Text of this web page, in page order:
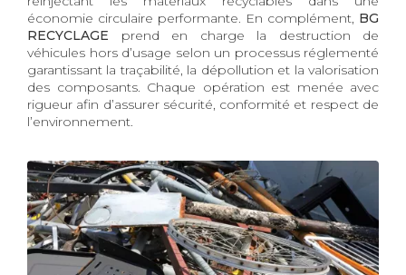
économie circulaire performante. En complément, BG
RECYCLAGE prend en charge la destruction de
véhicules hors d’usage selon un processus réglementé
garantissant la traçabilité, la dépollution et la valorisation
des composants. Chaque opération est menée avec
rigueur afin d’assurer sécurité, conformité et respect de
l’environnement.